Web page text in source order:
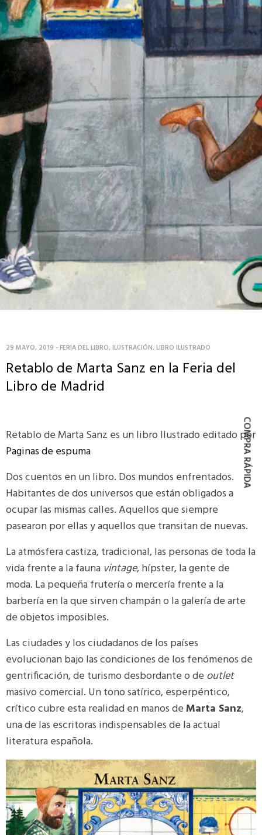
29 MAYO, 2019 -FERIA DEL LIBRO,ILUSTRACIÓN,LIBRO ILUSTRADO
Retablo de Marta Sanz en la Feria del
Libro de Madrid
Retablo de Marta Sanz es un libro Ilustrado editado por
Paginas de espuma
Dos cuentos en un libro. Dos mundos enfrentados.
Habitantes de dos universos que están obligados a
ocupar las mismas calles. Aquellos que siempre
pasearon por ellas y aquellos que transitan de nuevas.
La atmósfera castiza, tradicional, las personas de toda la
vida frente a la fauna vintage, hípster, la gente de
moda. La pequeña frutería o mercería frente a la
barbería en la que sirven champán o la galería de arte
de objetos imposibles.
Las ciudades y los ciudadanos de los países
evolucionan bajo las condiciones de los fenómenos de
gentrificación, de turismo desbordante o de outlet
masivo comercial. Un tono satírico, esperpéntico,
crítico cubre esta realidad en manos deMarta Sanz,
una de las escritoras indispensables de la actual
literatura española.
COMPRA RÁPIDA